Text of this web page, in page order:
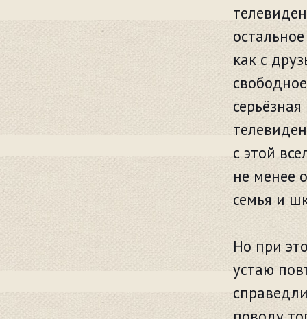
как с
с этой
не менее
семья и
Но при
устаю